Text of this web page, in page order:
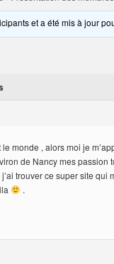
et a été mis à jour
monde , alors moi je
de Nancy mes passion
trouver ce super site
.